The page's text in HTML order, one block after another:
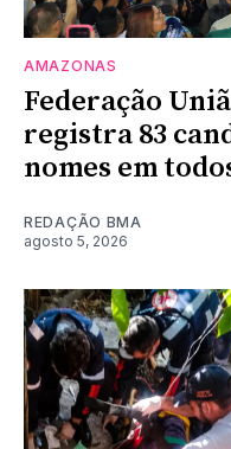
AMAZONAS
Federação
registra 83
nomes em
REDAÇÃO BMA
agosto 5, 2026